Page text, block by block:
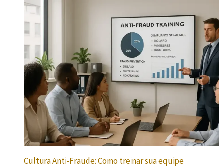
Cultura Anti-Fraude: Como treinar sua equipe